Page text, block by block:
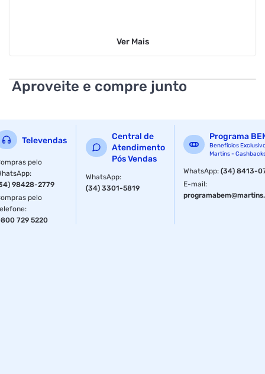
Ver Mais
Aproveite e compre junto
Televendas
pelo
:
98428-2779
pelo
:
729 5220
Central de
Atendimento
Pós Vendas
WhatsApp:
(34) 3301-5819
Programa
Benefícios
Martins -
WhatsApp:(34) 8413-
E-mail: